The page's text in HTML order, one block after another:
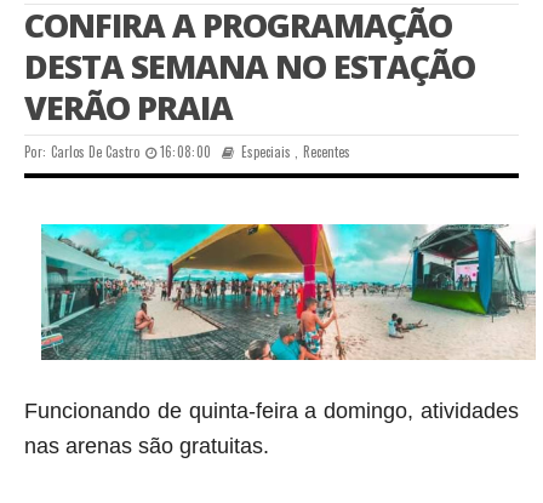
CONFIRA A PROGRAMAÇÃO
DESTA SEMANA NO ESTAÇÃO
VERÃO PRAIA
Por: Carlos De Castro 16:08:00 Especiais ,Recentes
Funcionando de quinta-feira a domingo, atividades
nas arenas são gratuitas.